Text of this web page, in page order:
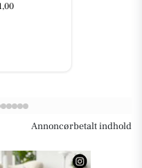
🤩 Der er
til
Annoncørbetalt indhold